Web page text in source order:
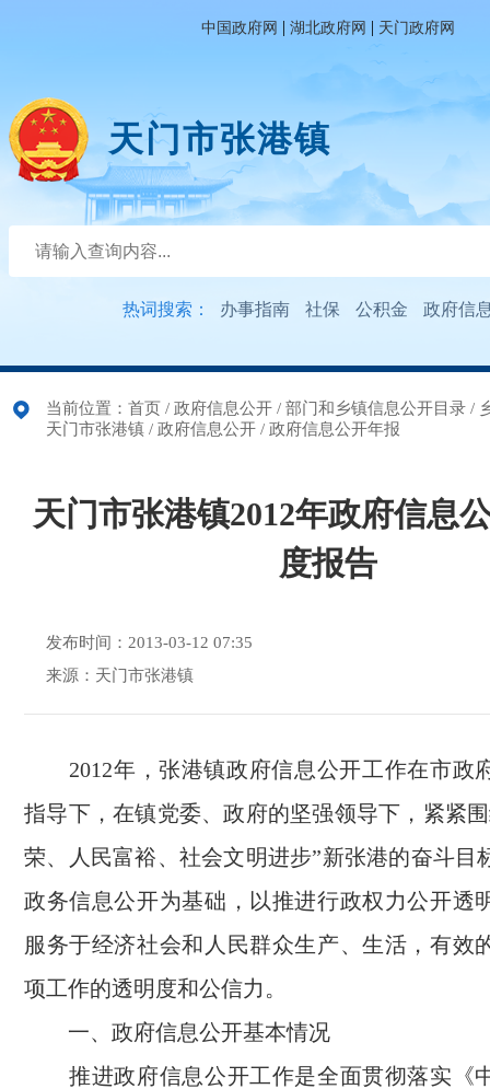
中国政府网 | 湖北政府网 | 天门政府网
天门市张港镇
热词搜索： 办事指南 社保 公积金 政府信
当前位置： 首页 / 政府信息公开 / 部门和乡镇信息公开目录 /
天门市张港镇 / 政府信息公开 / 政府信息公开年报
天门市张港镇2012年政府信息
度报告
发布时间：2013-03-12 07:35
来源：天门市张港镇
2012年，张港镇政府信息公开工作在市政
指导下，在镇党委、政府的坚强领导下，紧紧
荣、人民富裕、社会文明进步”新张港的奋斗目
政务信息公开为基础，以推进行政权力公开透
服务于经济社会和人民群众生产、生活，有效
项工作的透明度和公信力。
一、政府信息公开基本情况
推进政府信息公开工作是全面贯彻落实《